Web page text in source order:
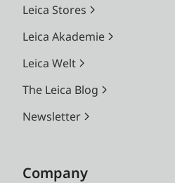
Leica Stores
Leica Akademie
Leica Welt
The Leica Blog
Newsletter
Company